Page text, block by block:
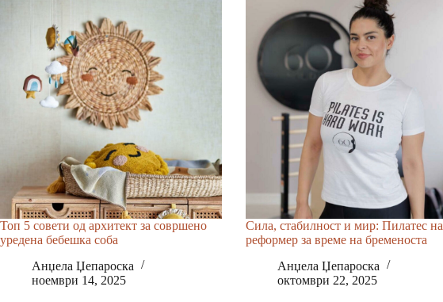
Топ 5 совети од архитект за совршено
уредена бебешка соба
Анџела Џепароска
ноември 14, 2025
Сила, стабилност и мир: Пилатес на
реформер за време на бременоста
Анџела Џепароска
октомври 22, 2025